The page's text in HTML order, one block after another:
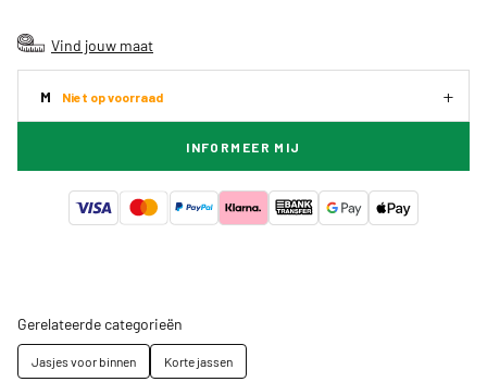
Vind jouw maat
M Niet op voorraad
INFORMEER MIJ
Gerelateerde categorieën
Jasjes voor binnen Korte jassen